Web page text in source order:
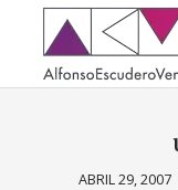
ABRIL 29, 2007